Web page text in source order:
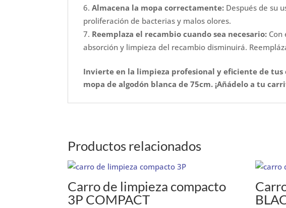
Almacena la mopa correctamente: Después de su
proliferación de bacterias y malos olores.
Reemplaza el recambio cuando sea necesario: Con
absorción y limpieza del recambio disminuirá.
Invierte en la limpieza profesional y eficiente de tus
mopa de algodón blanca de 75cm. ¡Añádelo a tu
Productos relacionados
Carro de limpieza compacto
3P COMPACT